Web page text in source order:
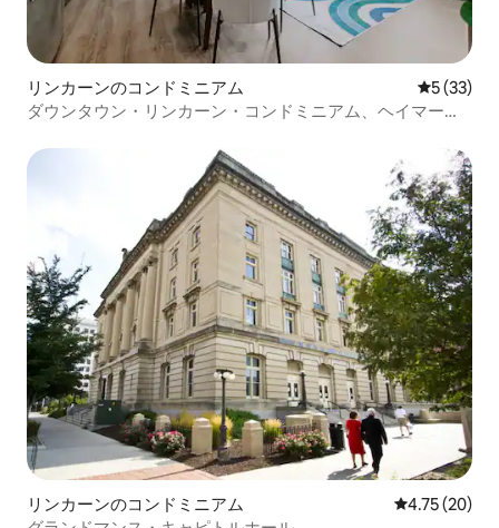
リンカーンのコンドミニアム レビュー
5 (33)
ダウンタウン・リンカーン・コンドミニアム、ヘイマーケ
リンカーンのコンドミニアム レビュー20
4.75 (20)